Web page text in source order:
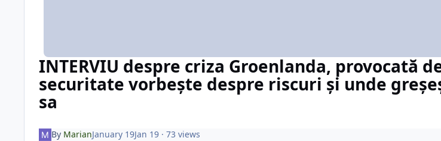
INTERVIU despre criza Groenlanda, provocată
securitate vorbește despre riscuri și unde
sa
By MarianJanuary 19Jan 19· 73 views